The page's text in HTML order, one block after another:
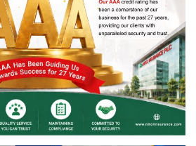
চ্যানেল আইয়ের ‘আমরাই বাংলাদেশ’
টকশোতে সাইফুল ইসলাম সোহেল ও
চিত্রনায়ক ডিএ তায়েব
টাঙ্গাইলে নিহত বাস মালিকদের
পরিবারকে অনুদান ও সম্মাননা প্রদান